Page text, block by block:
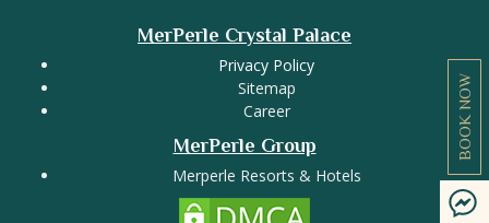
MerPerle Crystal Palace
Privacy Policy
Sitemap
Career
MerPerle Group
Merperle Resorts & Hotels
BOOK NOW